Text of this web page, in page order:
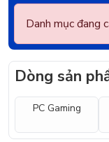
Danh mục đang
Dòng sản
PC Gaming